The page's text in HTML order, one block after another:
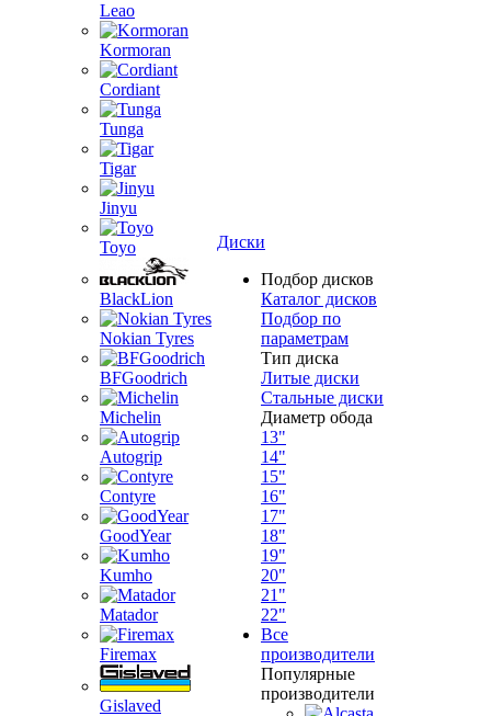
Leao
Kormoran
Cordiant
Tunga
Tigar
Jinyu
Toyo
BlackLion
Nokian Tyres
BFGoodrich
Michelin
Autogrip
Contyre
GoodYear
Kumho
Matador
Firemax
Gislaved
Диски
Подбор дисков
Каталог дисков
Подбор по
параметрам
Тип диска
Литые диски
Стальные диски
Диаметр обода
13"
14"
15"
16"
17"
18"
19"
20"
21"
22"
Все
производители
Популярные
производители